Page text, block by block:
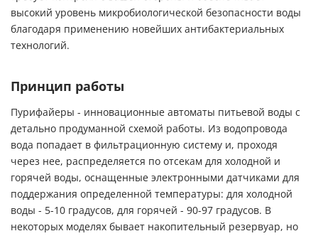
высокий уровень микробиологической безопасности воды
благодаря применению новейших антибактериальных
технологий.
Принцип работы
Пурифайеры - инновационные автоматы питьевой воды с
детально продуманной схемой работы. Из водопровода
вода попадает в фильтрационную систему и, проходя
через нее, распределяется по отсекам для холодной и
горячей воды, оснащенные электронными датчиками для
поддержания определенной температуры: для холодной
воды - 5-10 градусов, для горячей - 90-97 градусов. В
некоторых моделях бывает накопительный резервуар, но